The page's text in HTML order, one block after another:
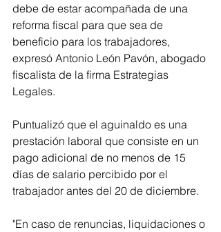
debe de estar acompañada de una
reforma fiscal para que sea de
beneficio para los trabajadores,
expresó Antonio León Pavón, abogado
fiscalista de la firma Estrategias
Legales.
Puntualizó que el aguinaldo es una
prestación laboral que consiste en un
pago adicional de no menos de 15
días de salario percibido por el
trabajador antes del 20 de diciembre.
"En caso de renuncias, liquidaciones o